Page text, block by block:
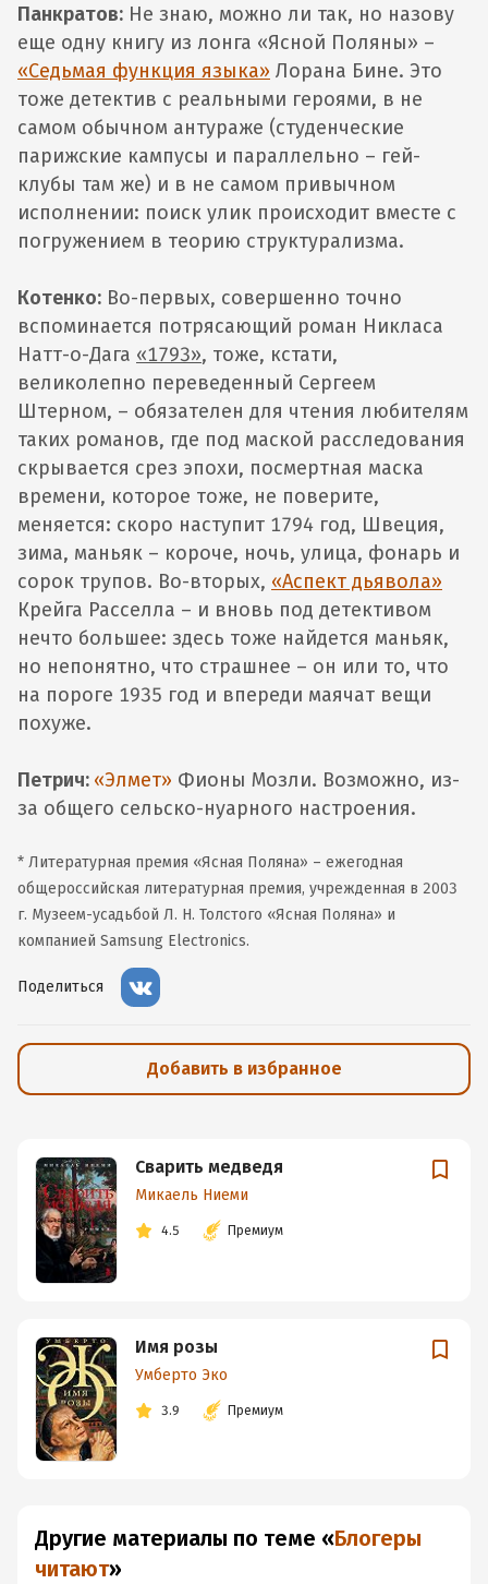
Панкратов: Не знаю, можно ли так, но назову
еще одну книгу из лонга «Ясной Поляны» –
«Седьмая функция языка» Лорана Бине. Это
тоже детектив с реальными героями, в не
самом обычном антураже (студенческие
парижские кампусы и параллельно – гей-
клубы там же) и в не самом привычном
исполнении: поиск улик происходит вместе с
погружением в теорию структурализма.
Котенко: Во-первых, совершенно точно
вспоминается потрясающий роман Никласа
Натт-о-Дага «1793», тоже, кстати,
великолепно переведенный Сергеем
Штерном, – обязателен для чтения любителям
таких романов, где под маской расследования
скрывается срез эпохи, посмертная маска
времени, которое тоже, не поверите,
меняется: скоро наступит 1794 год, Швеция,
зима, маньяк – короче, ночь, улица, фонарь и
сорок трупов. Во-вторых, «Аспект дьявола»
Крейга Расселла – и вновь под детективом
нечто большее: здесь тоже найдется маньяк,
но непонятно, что страшнее – он или то, что
на пороге 1935 год и впереди маячат вещи
похуже.
Петрич: «Элмет» Фионы Мозли. Возможно, из-
за общего сельско-нуарного настроения.
* Литературная премия «Ясная Поляна» – ежегодная
общероссийская литературная премия, учрежденная в 2003
г. Музеем-усадьбой Л. Н. Толстого «Ясная Поляна» и
компанией Samsung Electronics.
Поделиться
Добавить в избранное
Сварить медведя
Микаель Ниеми
4.5 Премиум
Имя розы
Умберто Эко
3.9 Премиум
Другие материалы по теме «Блогеры
читают»